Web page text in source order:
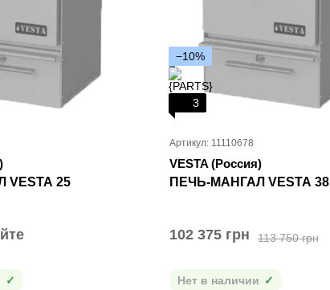
25
−10%
3
Артикул: 11110678
VESTA (Россия)
ПЕЧЬ-МАНГАЛ VESTA 38
113 750 грн
102 375 грн
Нет в наличии